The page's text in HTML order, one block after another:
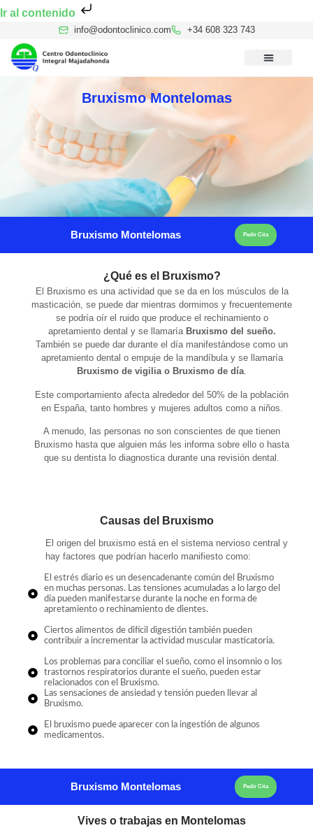
Ir al contenido
info@odontoclinico.com +34 608 323 743
Bruxismo Montelomas
Bruxismo Montelomas Pedir Cita
¿Qué es el Bruxismo?
El Bruxismo es una actividad que se da en los músculos de la
masticación, se puede dar mientras dormimos y frecuentemente
se podría oír el ruido que produce el rechinamiento o
apretamiento dental y se llamaría Bruxismo del sueño.
También se puede dar durante el día manifestándose como un
apretamiento dental o empuje de la mandíbula y se llamaría
Bruxismo de vigilia o Bruxismo de día.
Este comportamiento afecta alrededor del 50% de la población
en España, tanto hombres y mujeres adultos como a niños.
A menudo, las personas no son conscientes de que tienen
Bruxismo hasta que alguien más les informa sobre ello o hasta
que su dentista lo diagnostica durante una revisión dental.
Causas del Bruxismo
El origen del bruxismo está en el sistema nervioso central y
hay factores que podrían hacerlo manifiesto como:
El estrés diario es un desencadenante común del Bruxismo
en muchas personas. Las tensiones acumuladas a lo largo del
día pueden manifestarse durante la noche en forma de
apretamiento o rechinamiento de dientes.
Ciertos alimentos de difícil digestión también pueden
contribuir a incrementar la actividad muscular masticatoria.
Los problemas para conciliar el sueño, como el insomnio o los
trastornos respiratorios durante el sueño, pueden estar
relacionados con el Bruxismo.
Las sensaciones de ansiedad y tensión pueden llevar al
Bruxismo.
El bruxismo puede aparecer con la ingestión de algunos
medicamentos.
Bruxismo Montelomas Pedir Cita
Vives o trabajas en Montelomas